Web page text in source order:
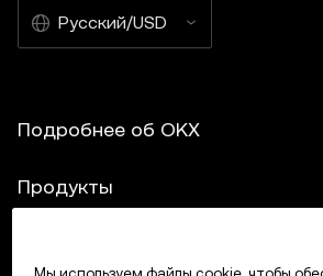
Русский/USD
Подробнее об OKX
Продукты